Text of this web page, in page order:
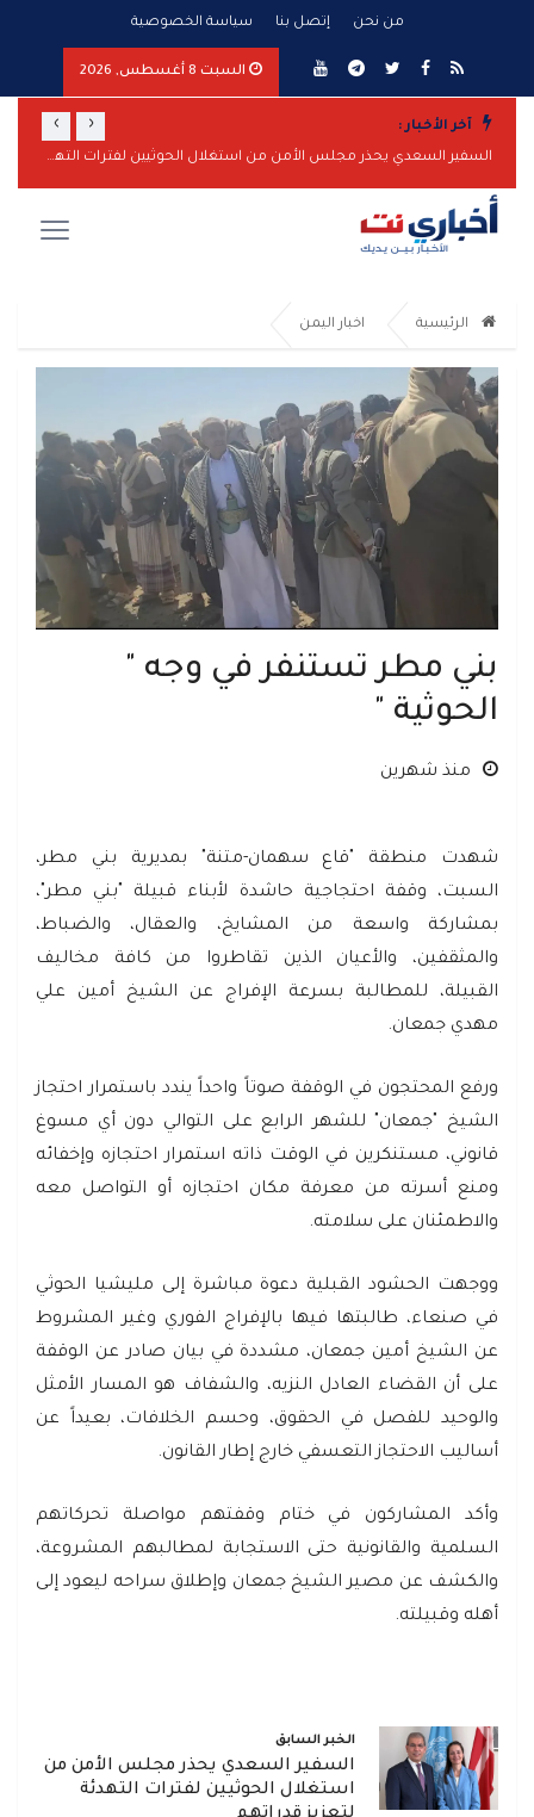
من نحن إتصل بنا سياسة الخصوصية
السبت 8 أغسطس, 2026
آخر الأخبار :
السفير السعدي يحذر مجلس الأمن من استغلال الحوثيين لفترات التهدئة لتعزيز قدراتهم
‹
›
الرئيسية اخبار اليمن
بني مطر تستنفر في وجه "
الحوثية "
منذ شهرين
شهدت منطقة "قاع سهمان-متنة" بمديرية بني مطر،
السبت، وقفة احتجاجية حاشدة لأبناء قبيلة "بني مطر"،
بمشاركة واسعة من المشايخ، والعقال، والضباط،
والمثقفين، والأعيان الذين تقاطروا من كافة مخاليف
القبيلة، للمطالبة بسرعة الإفراج عن الشيخ أمين علي
مهدي جمعان.
ورفع المحتجون في الوقفة صوتاً واحداً يندد باستمرار احتجاز
الشيخ "جمعان" للشهر الرابع على التوالي دون أي مسوغ
قانوني، مستنكرين في الوقت ذاته استمرار احتجازه وإخفائه
ومنع أسرته من معرفة مكان احتجازه أو التواصل معه
والاطمئنان على سلامته.
ووجهت الحشود القبلية دعوة مباشرة إلى مليشيا الحوثي
في صنعاء، طالبتها فيها بالإفراج الفوري وغير المشروط
عن الشيخ أمين جمعان، مشددة في بيان صادر عن الوقفة
على أن القضاء العادل النزيه، والشفاف هو المسار الأمثل
والوحيد للفصل في الحقوق، وحسم الخلافات، بعيداً عن
أساليب الاحتجاز التعسفي خارج إطار القانون.
وأكد المشاركون في ختام وقفتهم مواصلة تحركاتهم
السلمية والقانونية حتى الاستجابة لمطالبهم المشروعة،
والكشف عن مصير الشيخ جمعان وإطلاق سراحه ليعود إلى
أهله وقبيلته.
الخبر السابق
السفير السعدي يحذر مجلس الأمن من
استغلال الحوثيين لفترات التهدئة